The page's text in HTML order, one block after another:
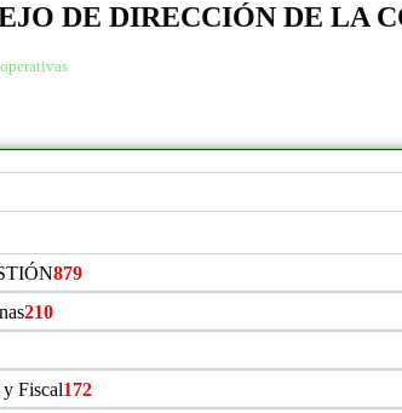
DE DIRECCIÓN DE LA
879
210
Fiscal172